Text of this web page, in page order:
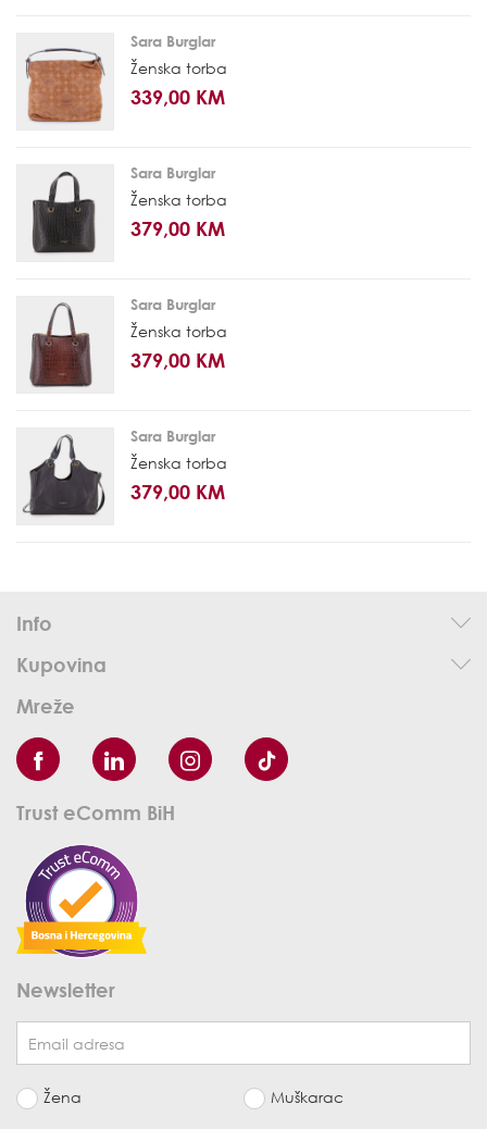
Sara Burglar
Ženska torba
339,00 KM
Sara Burglar
Ženska torba
379,00 KM
Sara Burglar
Ženska torba
379,00 KM
Sara Burglar
Ženska torba
379,00 KM
Info
Kupovina
Mreže
Trust eComm BiH
Newsletter
Žena Muškarac